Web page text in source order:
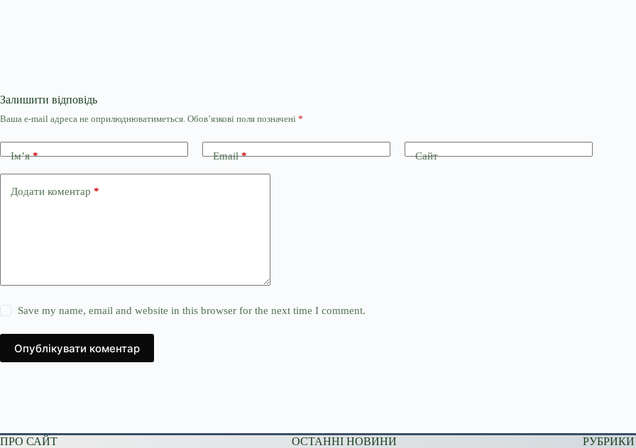
Залишити відповідь
Ваша e-mail адреса не оприлюднюватиметься. Обов’язкові поля позначені *
Ім’я* Email* Сайт
Додати коментар *
Save my name, email and website in this browser for the next time I comment.
Опублікувати коментар
ПРО САЙТ ОСТАННІ НОВИНИ
РУБРИКИ